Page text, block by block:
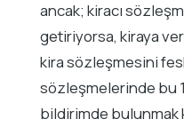
ancak; kiracı
getiriyorsa, kiraya
kira sözleşmesini
sözleşmelerinde bu
bildirimde bulunmak